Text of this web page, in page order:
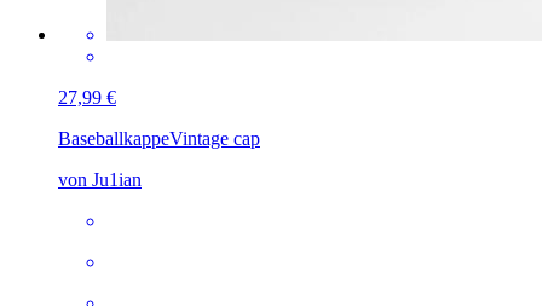
27,99 €
BaseballkappeVintage cap
von Ju1ian